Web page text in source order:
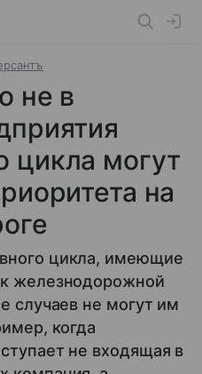
не в
цикла могут
на
цикла, имеющие
железнодорожной
случаев не могут им
когда
не входящая в